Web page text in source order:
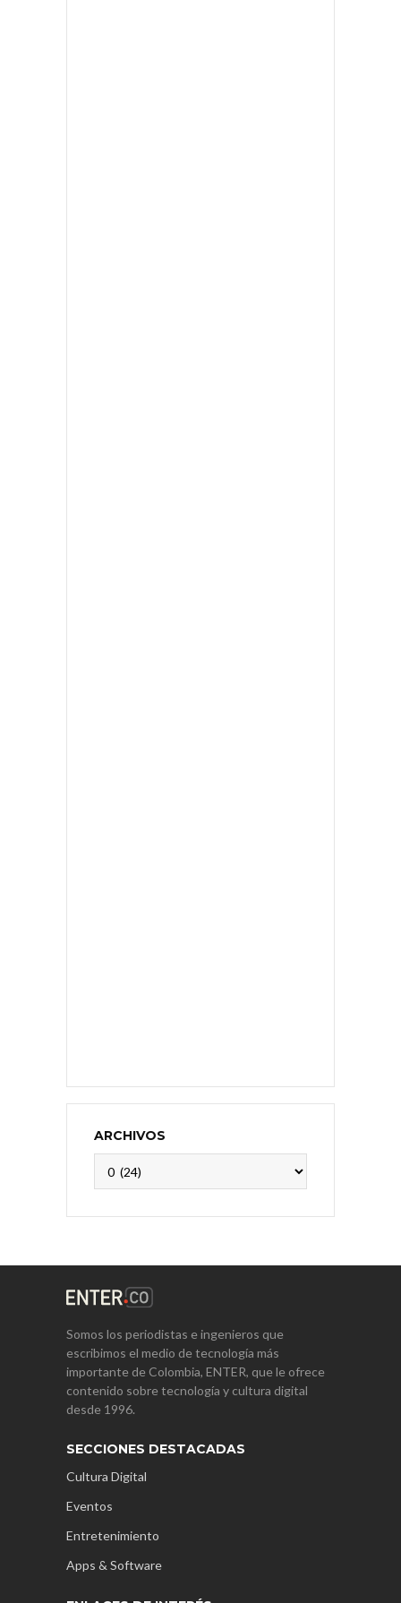
ARCHIVOS
Somos los periodistas e ingenieros que
escribimos el medio de tecnología más
importante de Colombia, ENTER, que le ofrece
contenido sobre tecnología y cultura digital
desde 1996.
SECCIONES DESTACADAS
Cultura Digital
Eventos
Entretenimiento
Apps & Software